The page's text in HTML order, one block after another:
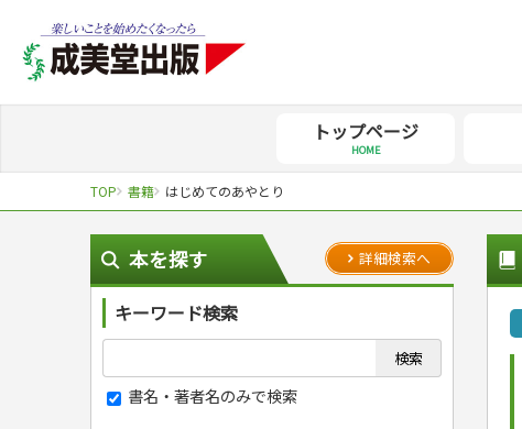
トップページ
HOME
TOP 書籍 はじめてのあやとり
本を探す 詳細検索へ
キーワード検索
書名・著者名のみで検索